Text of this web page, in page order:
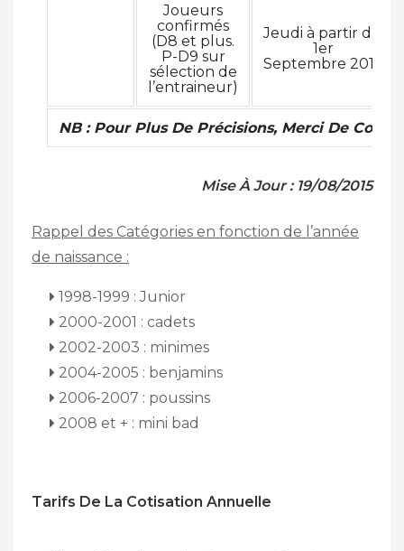
Joueurs
confirmés
(D8 et plus.
P-D9 sur
sélection de
l’entraineur)
Jeudi à partir du
1er
Septembre 2015
NB : Pour Plus De Précisions, Merci De
Mise À Jour : 19/08/2015
Rappel des Catégories en fonction de l’année
de naissance :
1998-1999 : Junior
2000-2001 : cadets
2002-2003 : minimes
2004-2005 : benjamins
2006-2007 : poussins
2008 et + : mini bad
Tarifs De La Cotisation Annuelle